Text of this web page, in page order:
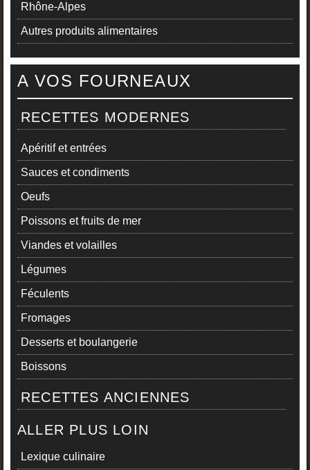
Rhône-Alpes
Autres produits alimentaires
A VOS FOURNEAUX
RECETTES MODERNES
Apéritif et entrées
Sauces et condiments
Oeufs
Poissons et fruits de mer
Viandes et volailles
Légumes
Féculents
Fromages
Desserts et boulangerie
Boissons
RECETTES ANCIENNES
ALLER PLUS LOIN
Lexique culinaire